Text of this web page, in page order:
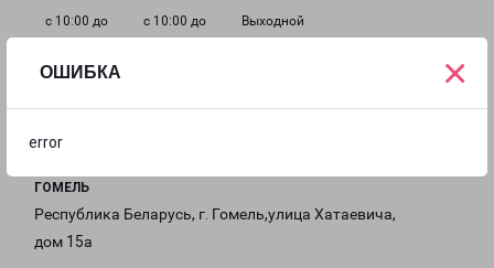
ОШИБКА
error
×
с 10:00 до
с 10:00 до
Выходной
ГОМЕЛЬ
Республика Беларусь, г. Гомель,улица Хатаевича,
дом 15а